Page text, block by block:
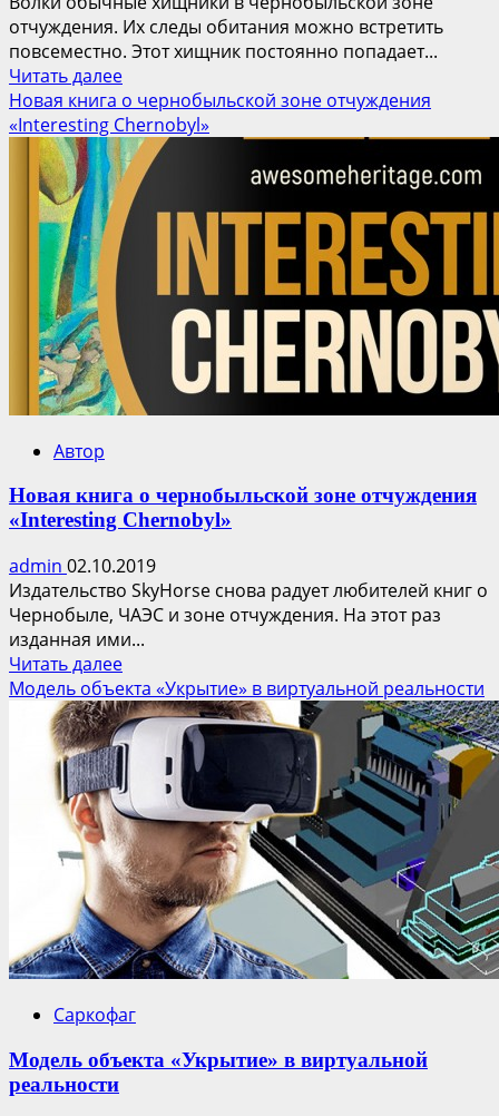
отчуждения. Их следы обитания можно встретить
повсеместно. Этот хищник постоянно попадает...
Читать далееПрочитать
больше
о
Чернобыльский
волк:
видео
о
жизни
хищника
чернобыльской
зоне
отчуждения
Новая книга о чернобыльской зоне отчуждения
«Interesting Chernobyl»
Автор
Новая книга о чернобыльской зоне отчуждения
«Interesting Chernobyl»
admin 02.10.2019
Издательство SkyHorse снова радует любителей книг о
Чернобыле, ЧАЭС и зоне отчуждения. На этот раз
изданная ими...
Читать далееПрочитать
больше
о
Новая
книга
о
чернобыльской
зоне
отчуждения
«Interesting
Chernobyl»
Модель объекта «Укрытие» в виртуальной реальности
Саркофаг
Модель объекта «Укрытие» в виртуальной
реальности